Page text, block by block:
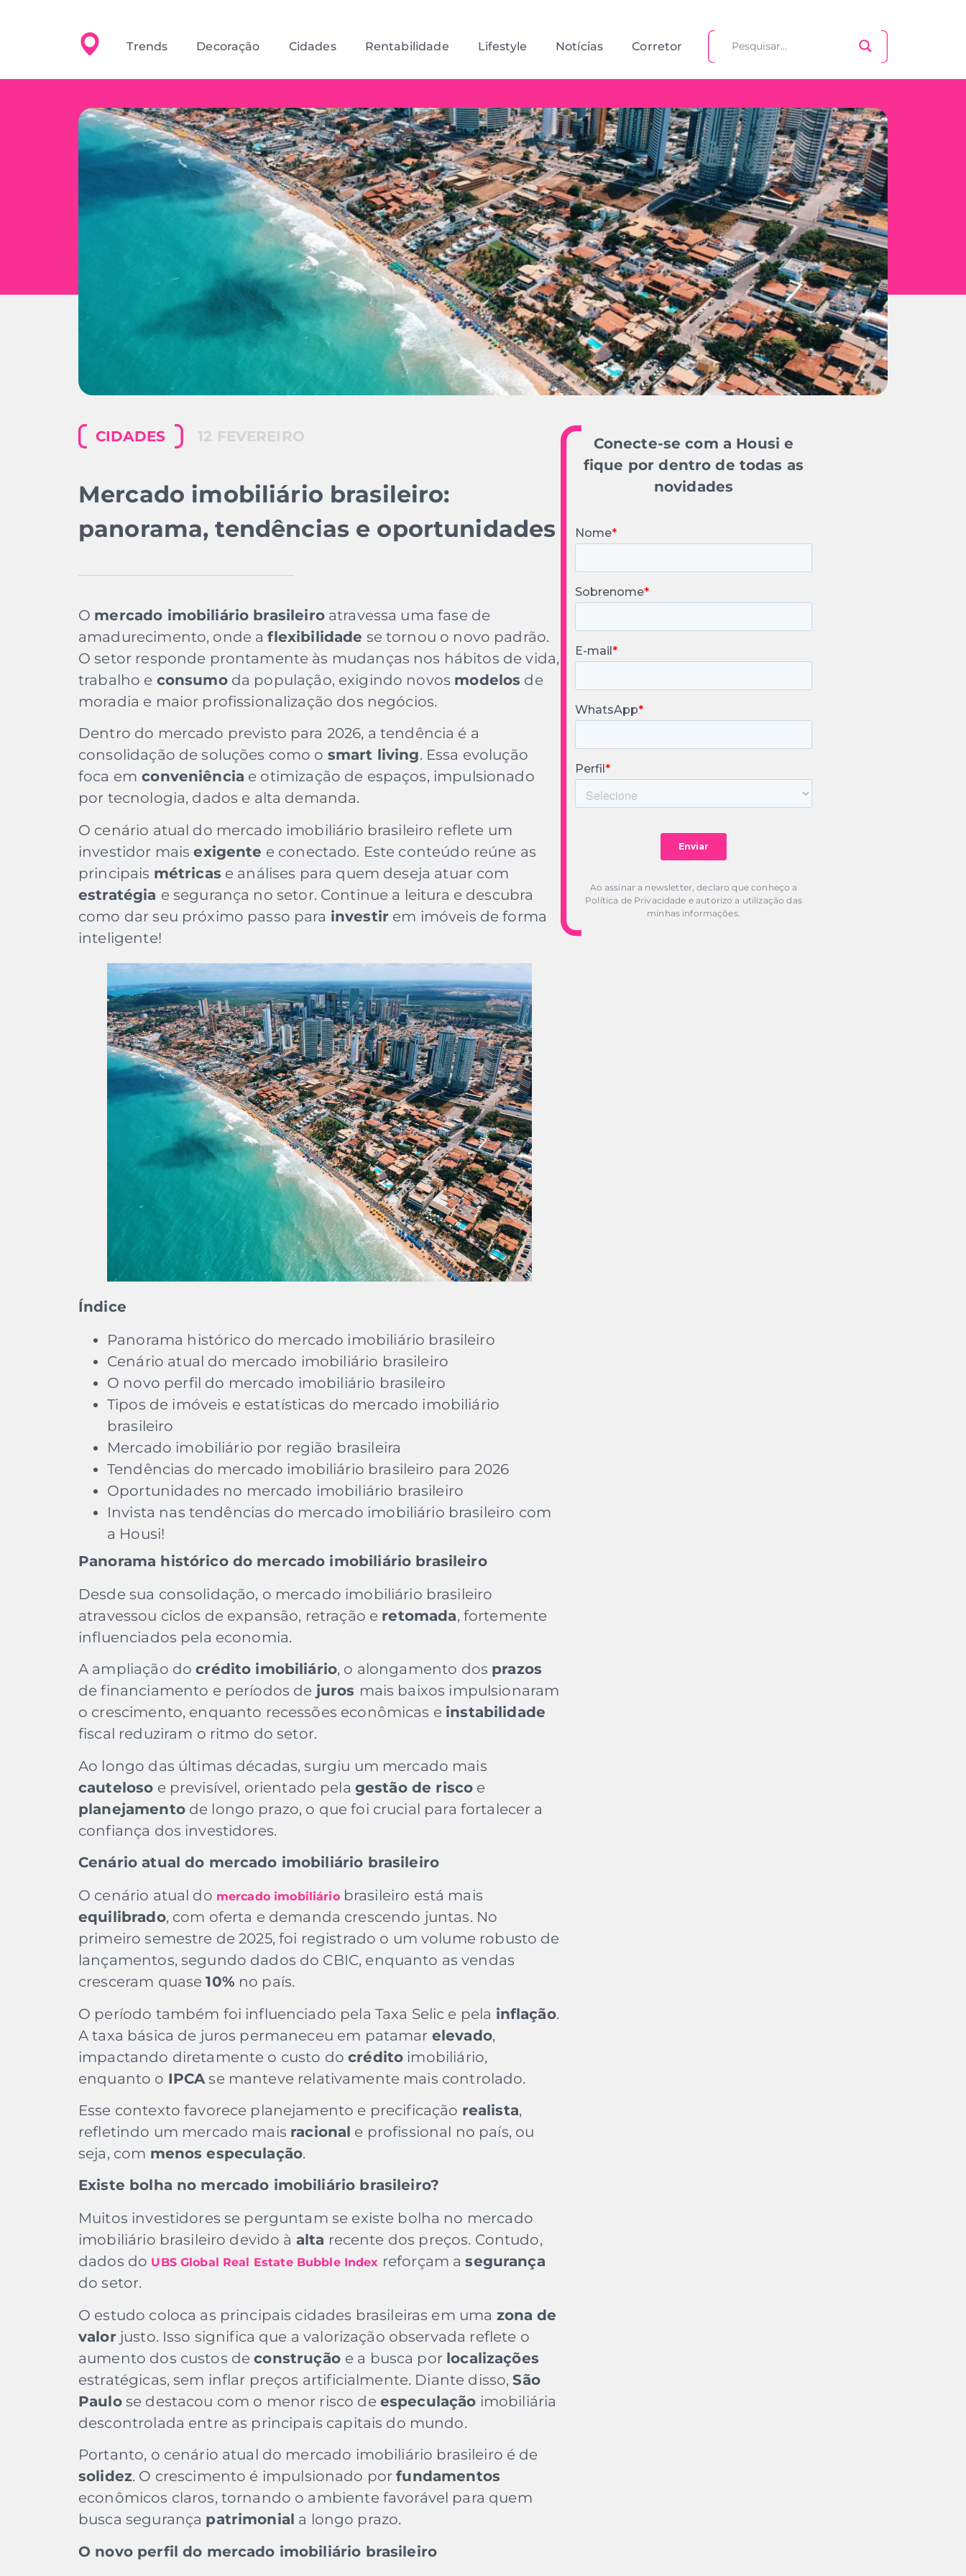
Trends Decoração Cidades Rentabilidade Lifestyle Notícias Corretor
CIDADES 12 FEVEREIRO
Mercado imobiliário brasileiro:
panorama, tendências e oportunidades
O mercado imobiliário brasileiroatravessa uma fase de
amadurecimento, onde aflexibilidade se tornou o novo padrão.
O setor responde prontamente às mudanças nos hábitos de vida,
trabalho e consumoda população, exigindo novos modelos de
moradia e maior profissionalização dos negócios.
Dentro do mercado previsto para 2026, a tendência é a
consolidação de soluções como o smart living. Essa evolução
foca em conveniência e otimização de espaços, impulsionado
por tecnologia, dados e alta demanda.
O cenário atual do mercado imobiliário brasileiro reflete um
investidor maisexigente e conectado. Este conteúdo reúne as
principais métricas e análises para quem deseja atuar com
estratégia e segurança no setor. Continue a leitura e descubra
como dar seu próximo passo para investir em imóveis de forma
inteligente!
Índice
Panorama histórico do mercado imobiliário brasileiro
Cenário atual do mercado imobiliário brasileiro
O novo perfil do mercado imobiliário brasileiro
Tipos de imóveis e estatísticas do mercado imobiliário
brasileiro
Mercado imobiliário por região brasileira
Tendências do mercado imobiliário brasileiro para 2026
Oportunidades no mercado imobiliário brasileiro
Invista nas tendências do mercado imobiliário brasileiro com
a Housi!
Panorama histórico do mercado imobiliário brasileiro
Desde sua consolidação, o mercado imobiliário brasileiro
atravessou ciclos de expansão, retração e retomada, fortemente
influenciados pela economia.
A ampliação docrédito imobiliário, o alongamento dos prazos
de financiamento e períodos de juros mais baixos impulsionaram
o crescimento, enquanto recessões econômicas e instabilidade
fiscal reduziram o ritmo do setor.
Ao longo das últimas décadas, surgiu um mercado mais
cauteloso e previsível, orientado pela gestão de risco e
planejamentode longo prazo, o que foi crucial para fortalecer a
confiança dos investidores.
Cenário atual do mercado imobiliário brasileiro
O cenário atual do mercado imobiliáriobrasileiro está mais
equilibrado, com oferta e demanda crescendo juntas. No
primeiro semestre de 2025, foi registrado o um volume robusto de
lançamentos, segundo dados do CBIC, enquanto as vendas
cresceram quase10% no país.
O período também foi influenciado pela Taxa Selic e pela inflação.
A taxa básica de juros permaneceu em patamar elevado,
impactando diretamente o custo docrédito imobiliário,
enquanto o IPCA se manteve relativamente mais controlado.
Esse contexto favorece planejamento e precificação realista,
refletindo um mercado mais racional e profissional no país, ou
seja, com menos especulação.
Existe bolha no mercado imobiliário brasileiro?
Muitos investidores se perguntam se existe bolha no mercado
imobiliário brasileiro devido à alta recente dos preços. Contudo,
dados do UBS Global Real Estate Bubble Index reforçam asegurança
do setor.
O estudo coloca as principais cidades brasileiras em uma zona de
valor justo. Isso significa que a valorização observada reflete o
aumento dos custos deconstrução e a busca por localizações
estratégicas, sem inflar preços artificialmente. Diante disso,São
Paulose destacou com o menor risco de especulação imobiliária
descontrolada entre as principais capitais do mundo.
Portanto, o cenário atual do mercado imobiliário brasileiro é de
solidez. O crescimento é impulsionado porfundamentos
econômicos claros, tornando o ambiente favorável para quem
busca segurança patrimonial a longo prazo.
O novo perfil do mercado imobiliário brasileiro
Conecte-se com a Housi e
fique por dentro de todas as
novidades
Ao assinar a newsletter, declaro que conheço a
Política de Privacidade e autorizo a utilização das
minhas informações.